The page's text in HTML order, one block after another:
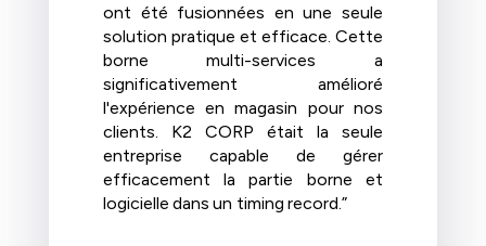
ont été fusionnées en une seule
solution pratique et efficace. Cette
borne multi-services a
significativement amélioré
l'expérience en magasin pour nos
clients. K2 CORP était la seule
entreprise capable de gérer
efficacement la partie borne et
logicielle dans un timing record.”